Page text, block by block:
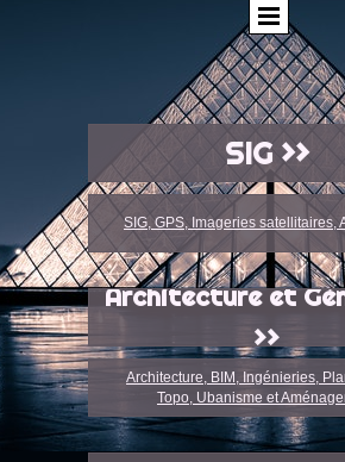
SIG >>
SIG, GPS, Imageries satellitaires,
Architecture et
>>
Architecture, BIM, Ingénieries,
Topo, Ubanisme et